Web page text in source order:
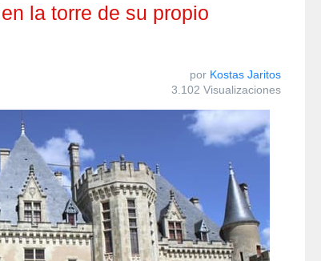
por Kostas Jaritos
3.102 Visualizaciones